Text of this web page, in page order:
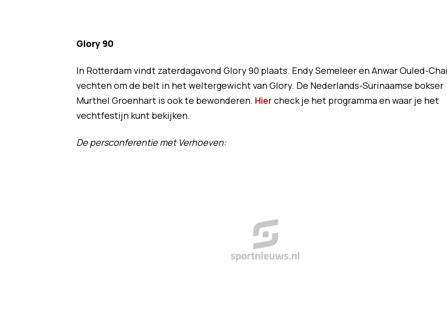
Glory 90
In Rotterdam vindt zaterdagavond Glory 90 plaats. Endy Semeleer en Anwar Ouled-
vechten om de belt in het weltergewicht van Glory. De Nederlands-Surinaamse bokser
Murthel Groenhart is ook te bewonderen. Hier check je het programma en waar je het
vechtfestijn kunt bekijken.
De persconferentie met Verhoeven: